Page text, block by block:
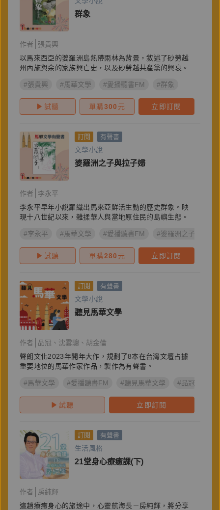
群象
作者
張貴興
以馬來西亞的婆羅洲島熱帶雨林為背景，敘述了砂勞越
州內施與余的家族興亡史，以及砂勞越共產黨的興衰。
#張貴興 #馬華文學 #愛播聽書FM #群象
試聽 單購300 元 立即訂閱
訂閱 有聲書
文學小說
婆羅洲之子與拉子婦
作者
李永平
李永平早年小說羅織出馬來亞鮮活生動的歷史群象。映
現十八世紀以來，雜揉華人與當地原住民的島嶼生態。
#李永平 #馬華文學 #愛播聽書FM #婆羅洲之子與拉子
試聽 單購280 元 立即訂閱
訂閱 有聲書
文學小說
聽見馬華文學
作者 品冠 沈雲驄
胡金倫
聲朗文化2023年開年大作，規劃了8本在台灣文壇占據
重要地位的馬華作家作品，製作為有聲書。
#馬華文學 #愛播聽書FM #聽見馬華文學 #品冠
試聽 立即訂閱
訂閱 有聲書
生活風格
21堂身心療癒課(下)
作者
房純輝
這趟療癒身心的旅途中，心靈航海長－房純輝，將分享